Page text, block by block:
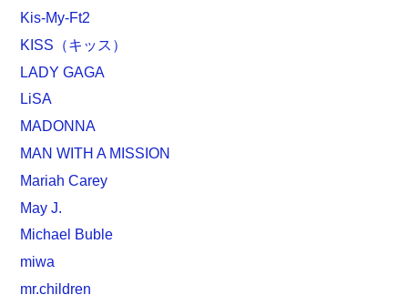
Kis-My-Ft2
KISS（キッス）
LADY GAGA
LiSA
MADONNA
MAN WITH A MISSION
Mariah Carey
May J.
Michael Buble
miwa
mr.children